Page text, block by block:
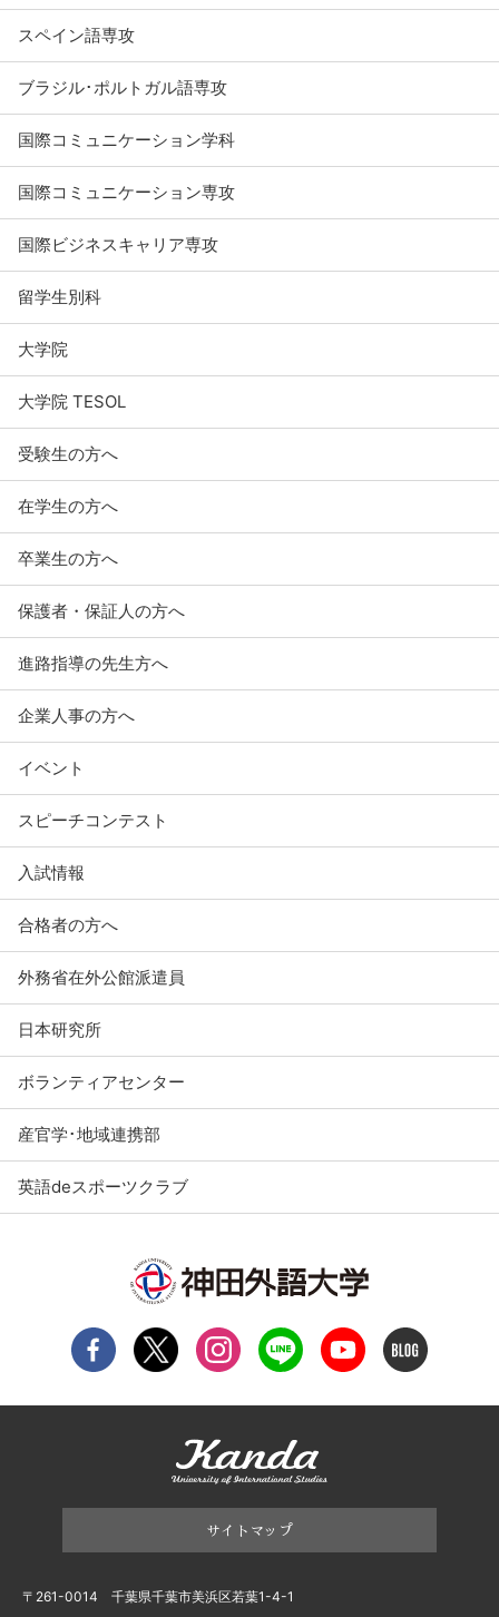
スペイン語専攻
ブラジル･ポルトガル語専攻
国際コミュニケーション学科
国際コミュニケーション専攻
国際ビジネスキャリア専攻
留学生別科
大学院
大学院 TESOL
受験生の方へ
在学生の方へ
卒業生の方へ
保護者・保証人の方へ
進路指導の先生方へ
企業人事の方へ
イベント
スピーチコンテスト
入試情報
合格者の方へ
外務省在外公館派遣員
日本研究所
ボランティアセンター
産官学･地域連携部
英語deスポーツクラブ
サイトマップ
〒261-0014 千葉県千葉市美浜区若葉1-4-1